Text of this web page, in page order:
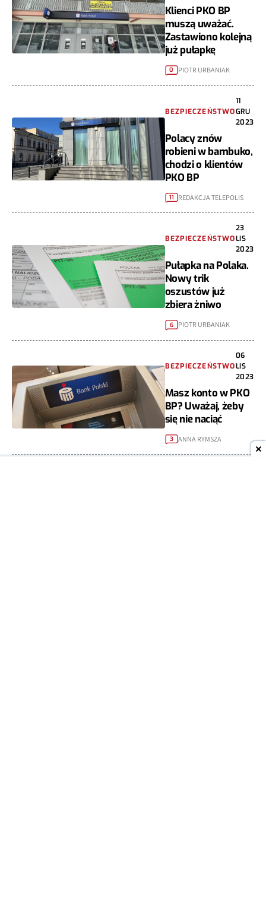
Klienci PKO BP
muszą uważać.
Zastawiono kolejną
już pułapkę
0 PIOTR URBANIAK
BEZPIECZEŃSTWO
11
GRU
2023
Polacy znów
robieni w bambuko,
chodzi o klientów
PKO BP
11 REDAKCJA TELEPOLIS
BEZPIECZEŃSTWO
23
LIS
2023
Pułapka na Polaka.
Nowy trik
oszustów już
zbiera żniwo
6 PIOTR URBANIAK
BEZPIECZEŃSTWO
06
LIS
2023
Masz konto w PKO
BP? Uważaj, żeby
się nie naciąć
3 ANNA RYMSZA